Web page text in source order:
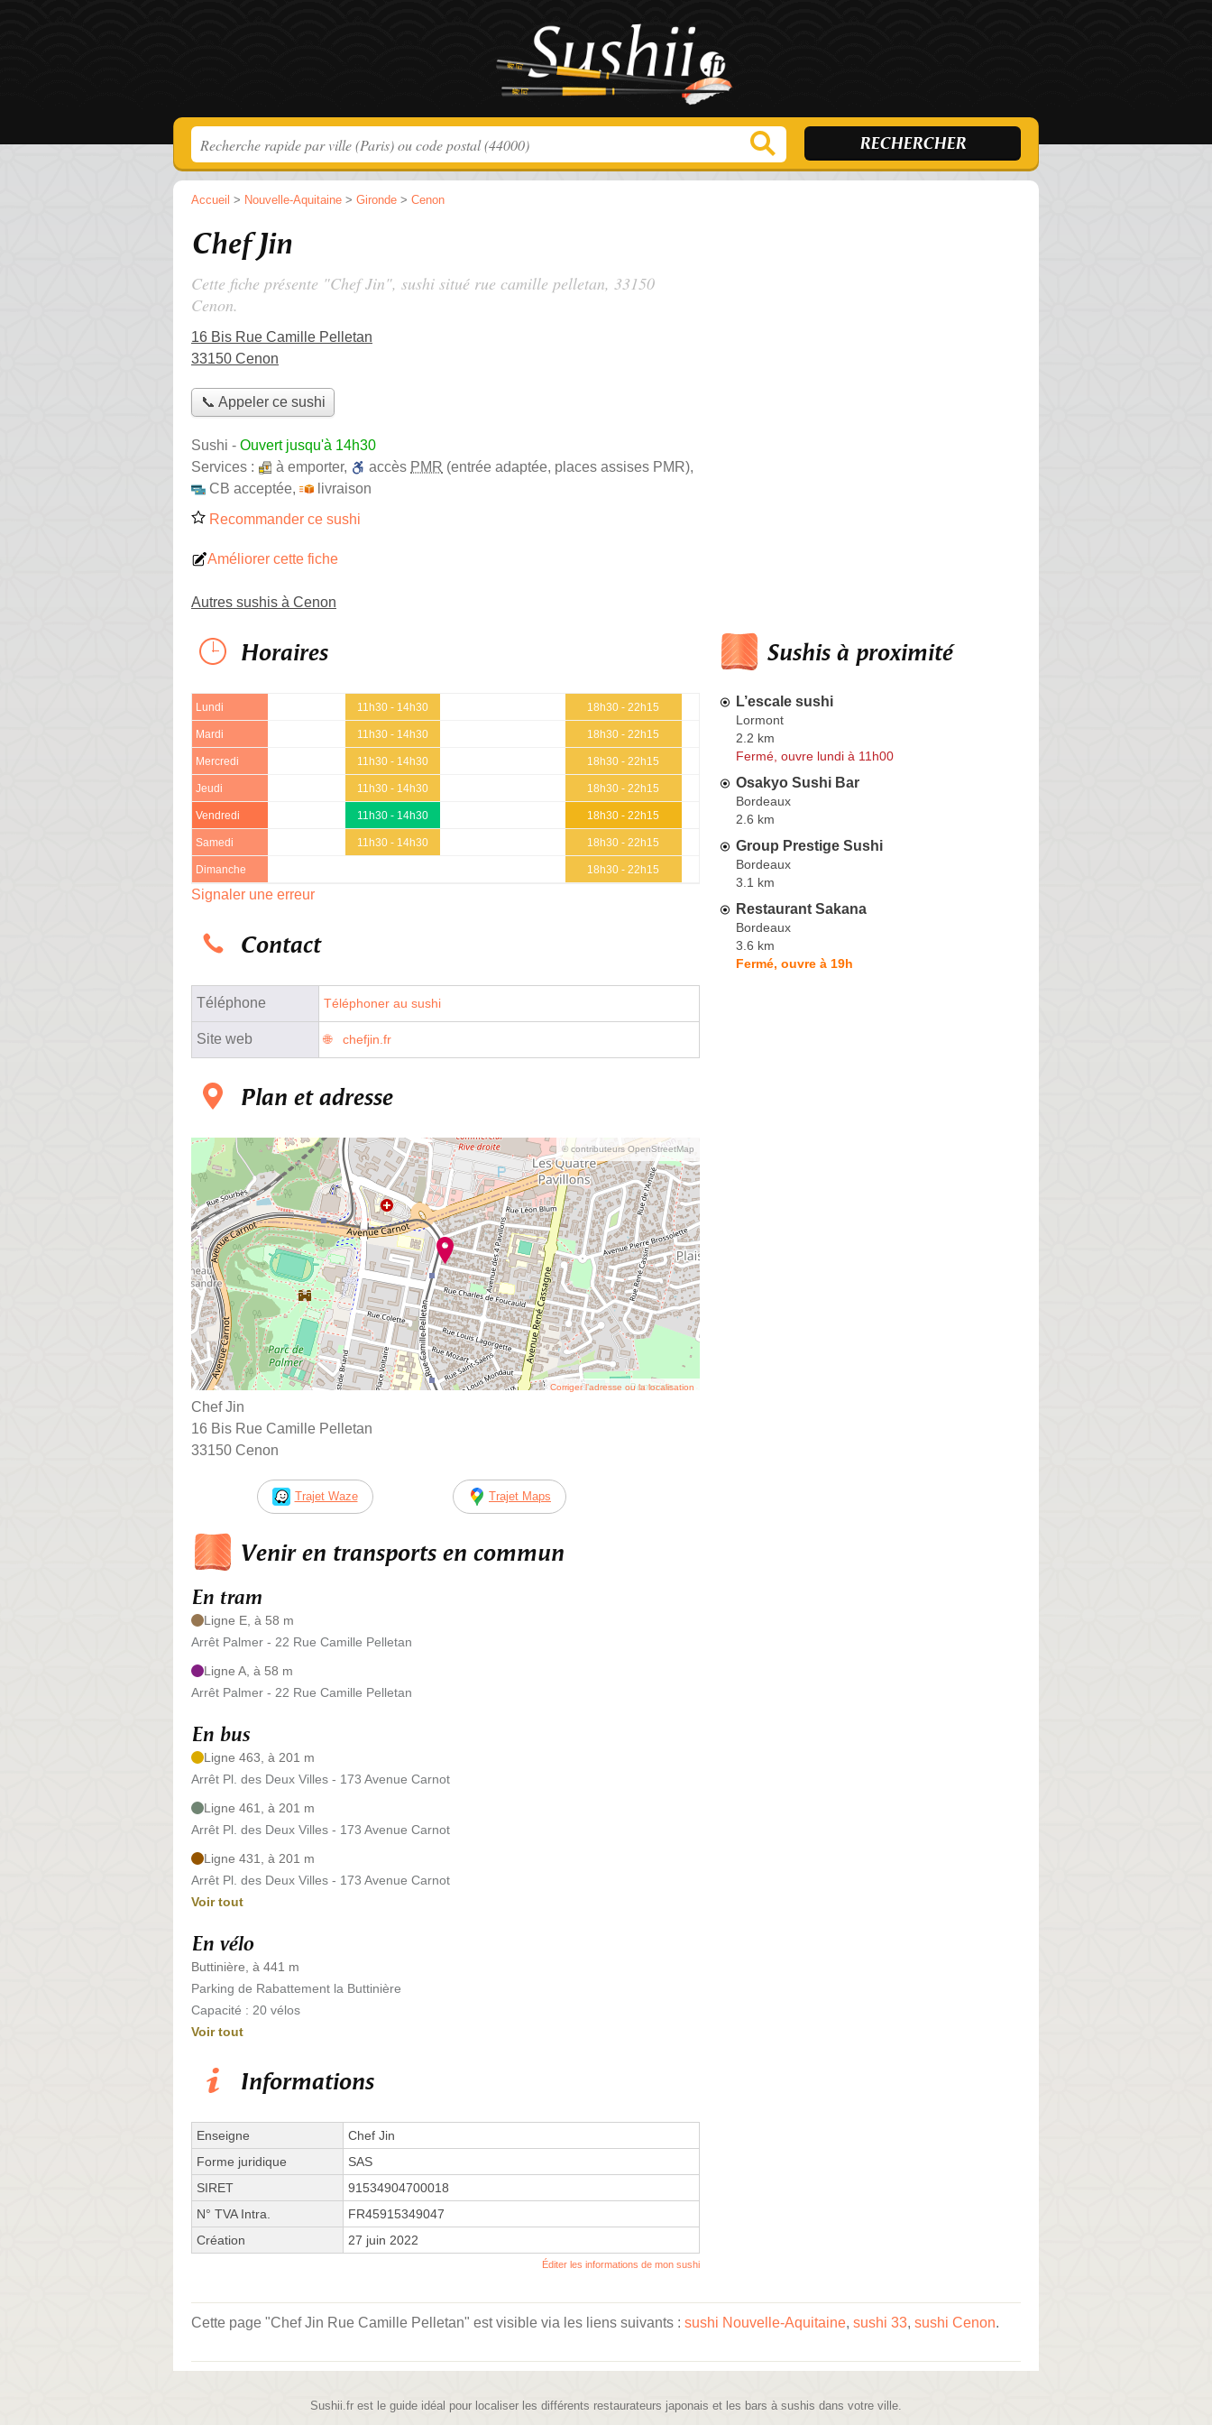
Accueil > Nouvelle-Aquitaine > Gironde > Cenon
Chef Jin
Cette fiche présente "Chef Jin", sushi situé rue camille pelletan, 33150
Cenon.
16 Bis Rue Camille Pelletan
33150 Cenon
📞 Appeler ce sushi
Sushi - Ouvert jusqu'à 14h30
Services :
à emporter, accès PMR (entrée adaptée, places assises PMR),
CB acceptée,
livraison
Recommander ce sushi
Améliorer cette fiche
Autres sushis à Cenon
Horaires
Lundi 11h30 - 14h30 18h30 - 22h15
Mardi 11h30 - 14h30 18h30 - 22h15
Mercredi 11h30 - 14h30 18h30 - 22h15
Jeudi 11h30 - 14h30 18h30 - 22h15
Vendredi 11h30 - 14h30 18h30 - 22h15
Samedi 11h30 - 14h30 18h30 - 22h15
Dimanche 18h30 - 22h15
Signaler une erreur
Contact
Téléphone Téléphoner au sushi
Site web chefjin.fr
Plan et adresse
© contributeurs OpenStreetMap
Corriger l’adresse ou la localisation
Chef Jin
16 Bis Rue Camille Pelletan
33150 Cenon
Trajet Waze Trajet Maps
Venir en transports en commun
En tram
Ligne E, à 58 m
Arrêt Palmer - 22 Rue Camille Pelletan
Ligne A, à 58 m
Arrêt Palmer - 22 Rue Camille Pelletan
En bus
Ligne 463, à 201 m
Arrêt Pl. des Deux Villes - 173 Avenue Carnot
Ligne 461, à 201 m
Arrêt Pl. des Deux Villes - 173 Avenue Carnot
Ligne 431, à 201 m
Arrêt Pl. des Deux Villes - 173 Avenue Carnot
Voir tout
En vélo
Buttinière, à 441 m
Parking de Rabattement la Buttinière
Capacité : 20 vélos
Voir tout
Informations
Enseigne
Chef Jin
Forme juridique
SAS
SIRET
91534904700018
N° TVA Intra.
FR45915349047
Création
27 juin 2022
Éditer les informations de mon sushi
Sushis à proximité
L’escale sushi
Lormont
2.2 km
Fermé, ouvre lundi à 11h00
Osakyo Sushi Bar
Bordeaux
2.6 km
Group Prestige Sushi
Bordeaux
3.1 km
Restaurant Sakana
Bordeaux
3.6 km
Fermé, ouvre à 19h
Cette page "Chef Jin Rue Camille Pelletan" est visible via les liens suivants : sushi Nouvelle-Aquitaine, sushi 33, sushi Cenon.
Sushii.fr est le guide idéal pour localiser les différents restaurateurs japonais et les bars à sushis dans votre ville.